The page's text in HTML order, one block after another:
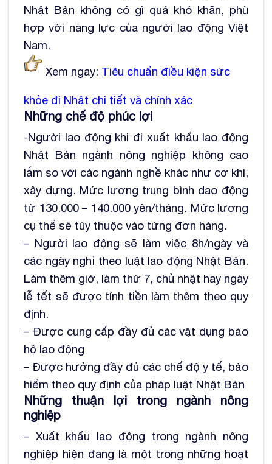
Nhật Bản không có gì quá khó khăn, phù
hợp với năng lực của người lao động Việt
Nam.
Xem ngay: Tiêu chuẩn điều kiện sức
khỏe đi Nhật chi tiết và chính xác
Những chế độ phúc lợi
-Người lao động khi đi xuất khẩu lao động
Nhật Bản ngành nông nghiệp không cao
lắm so với các ngành nghề khác như cơ khí,
xây dựng. Mức lương trung bình dao động
từ 130.000 – 140.000 yên/tháng. Mức lương
cụ thể sẽ tùy thuộc vào từng đơn hàng.
– Người lao động sẽ làm việc 8h/ngày và
các ngày nghỉ theo luật lao động Nhật Bản.
Làm thêm giờ, làm thứ 7, chủ nhật hay ngày
lễ tết sẽ được tính tiền làm thêm theo quy
định.
– Được cung cấp đầy đủ các vật dụng bảo
hộ lao động
– Được hưởng đầy đủ các chế độ y tế, bảo
hiểm theo quy định của pháp luật Nhật Bản
Những thuận lợi trong ngành nông
nghiệp
– Xuất khẩu lao động trong ngành nông
nghiệp hiện đang là một trong những hoạt